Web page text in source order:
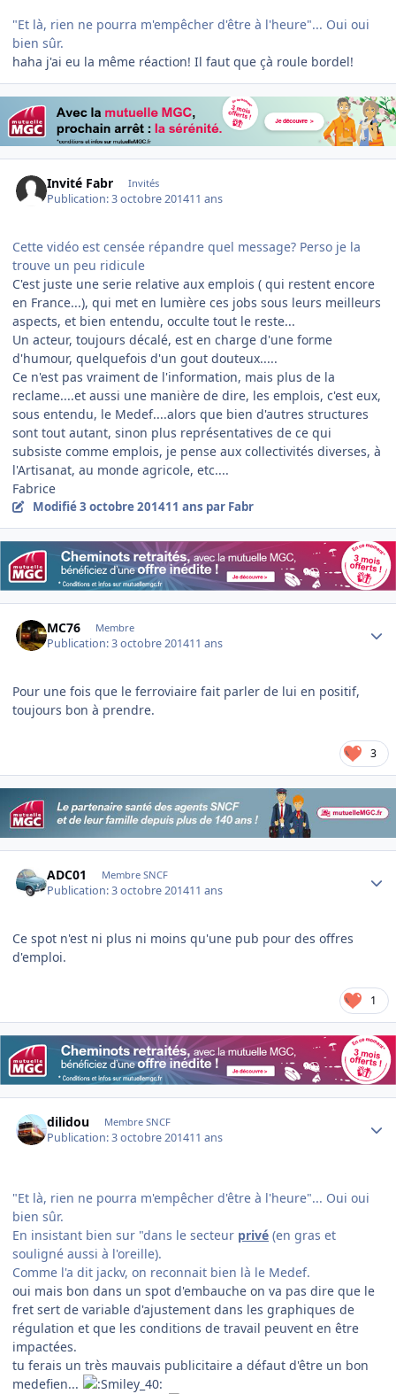
"Et là, rien ne pourra m'empêcher d'être à l'heure"... Oui oui
bien sûr.
haha j'ai eu la même réaction! Il faut que çà roule bordel!
Invité Fabr Invités
Publication:3 octobre 201411 ans
Cette vidéo est censée répandre quel message? Perso je la
trouve un peu ridicule
C'est juste une serie relative aux emplois ( qui restent encore
en France...), qui met en lumière ces jobs sous leurs meilleurs
aspects, et bien entendu, occulte tout le reste...
Un acteur, toujours décalé, est en charge d'une forme
d'humour, quelquefois d'un gout douteux.....
Ce n'est pas vraiment de l'information, mais plus de la
reclame....et aussi une manière de dire, les emplois, c'est eux,
sous entendu, le Medef....alors que bien d'autres structures
sont tout autant, sinon plus représentatives de ce qui
subsiste comme emplois, je pense aux collectivités diverses, à
l'Artisanat, au monde agricole, etc....
Fabrice
Modifié3 octobre 201411 ans par Fabr
MC76 Membre
Publication:3 octobre 201411 ans
Pour une fois que le ferroviaire fait parler de lui en positif,
toujours bon à prendre.
3
ADC01 Membre SNCF
Publication:3 octobre 201411 ans
Ce spot n'est ni plus ni moins qu'une pub pour des offres
d'emploi.
1
dilidou Membre SNCF
Publication:3 octobre 201411 ans
"Et là, rien ne pourra m'empêcher d'être à l'heure"... Oui oui
bien sûr.
En insistant bien sur "dans le secteur privé (en gras et
souligné aussi à l'oreille).
Comme l'a dit jackv, on reconnait bien là le Medef.
oui mais bon dans un spot d'embauche on va pas dire que le
fret sert de variable d'ajustement dans les graphiques de
régulation et que les conditions de travail peuvent en être
impactées.
tu ferais un très mauvais publicitaire a défaut d'être un bon
medefien...